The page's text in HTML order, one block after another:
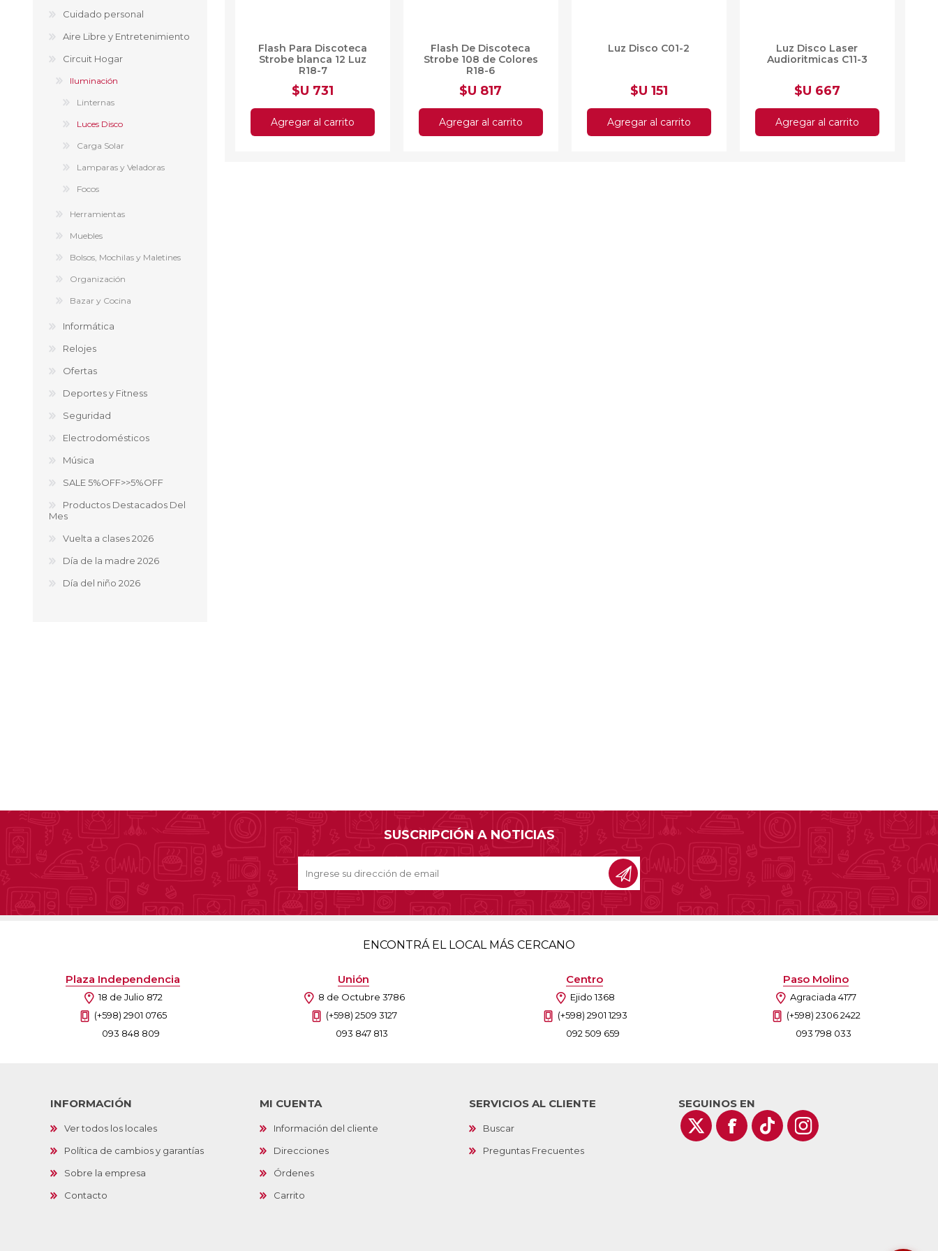
Flash Para Discoteca
Strobe blanca 12 Luz
R18-7
$U 731
Agregar al carrito
Flash De Discoteca
Strobe 108 de Colores
R18-6
$U 817
Agregar al carrito
Luz Disco C01-2
$U 151
Agregar al carrito
Luz Disco Laser
Audioritmicas C11-3
$U 667
Agregar al carrito
Cuidado personal
Aire Libre y Entretenimiento
Circuit Hogar
Iluminación
Linternas
Luces Disco
Carga Solar
Lamparas y Veladoras
Focos
Herramientas
Muebles
Bolsos, Mochilas y Maletines
Organización
Bazar y Cocina
Informática
Relojes
Ofertas
Deportes y Fitness
Seguridad
Electrodomésticos
Música
SALE 5%OFF>>5%OFF
Productos Destacados Del
Mes
Vuelta a clases 2026
Día de la madre 2026
Día del niño 2026
SUSCRIPCIÓN A NOTICIAS
ENCONTRÁ EL LOCAL MÁS CERCANO
Plaza Independencia
18 de Julio 872
(+598) 2901 0765
093 848 809
Unión
8 de Octubre 3786
(+598) 2509 3127
093 847 813
Centro
Ejido 1368
(+598) 2901 1293
092 509 659
Paso Molino
Agraciada 4177
(+598) 2306 2422
093 798 033
INFORMACIÓN
Ver todos los locales
Política de cambios y garantías
Sobre la empresa
Contacto
MI CUENTA
Información del cliente
Direcciones
Órdenes
Carrito
SERVICIOS AL CLIENTE
Buscar
Preguntas Frecuentes
SEGUINOS EN